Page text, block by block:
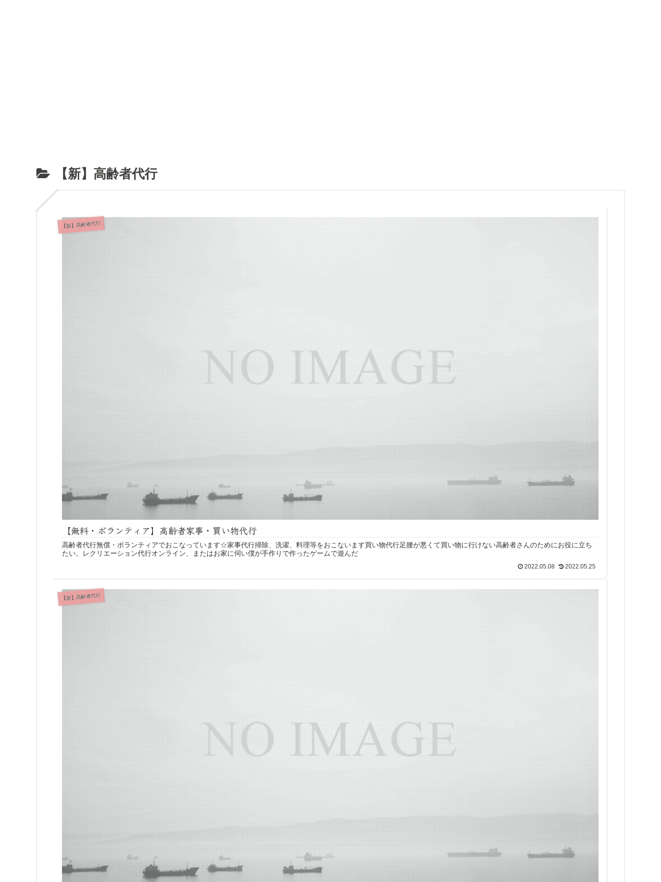
【新】高齢者代行
【新】高齢者代行
【無料・ボランティア】高齢者家事・買い物代行
高齢者代行無償・ボランティアでおこなっています☆家事代行掃除、洗濯、料理等をおこないます買い物代行足腰が悪くて買い物に行けない高齢者さんのためにお役に立ち
たい。レクリエーション代行オンライン、またはお家に伺い僕が手作りで作ったゲームで遊んだ
2022.05.08 2022.05.25
【新】高齢者代行